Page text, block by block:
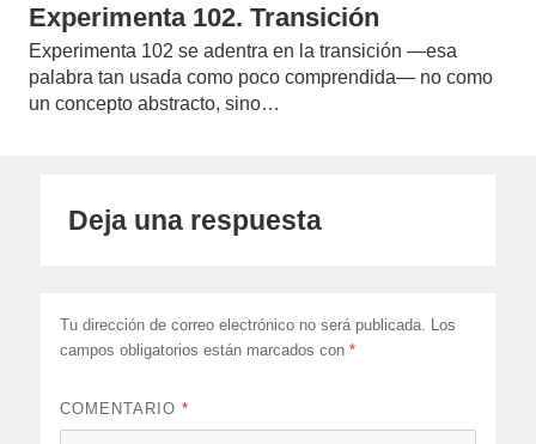
Experimenta 102. Transición
Experimenta 102 se adentra en la transición —esa
palabra tan usada como poco comprendida— no como
un concepto abstracto, sino…
Deja una respuesta
Tu dirección de correo electrónico no será publicada.
Los
campos obligatorios están marcados con*
COMENTARIO*